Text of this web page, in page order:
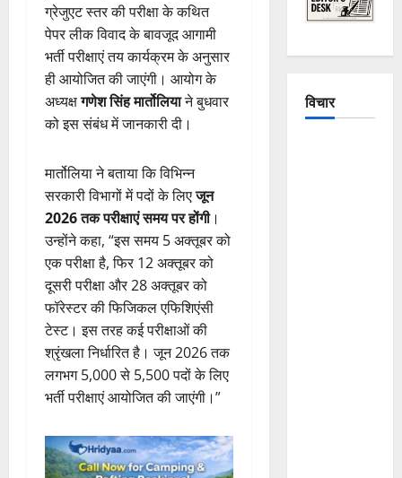
ग्रेजुएट स्तर की परीक्षा के कथित
पेपर लीक विवाद के बावजूद आगामी
भर्ती परीक्षाएं तय कार्यक्रम के अनुसार
ही आयोजित की जाएंगी। आयोग के
अध्यक्षगणेश सिंह मार्तोलियाने बुधवार
को इस संबंध में जानकारी दी।
मार्तोलिया ने बताया कि विभिन्न
सरकारी विभागों में पदों के लिएजून
2026 तक परीक्षाएं समय पर होंगी।
उन्होंने कहा, “इस समय 5 अक्तूबर को
एक परीक्षा है, फिर 12 अक्तूबर को
दूसरी परीक्षा और 28 अक्तूबर को
फॉरेस्टर की फिजिकल एफिशिएंसी
टेस्ट। इस तरह कई परीक्षाओं की
श्रृंखला निर्धारित है। जून 2026 तक
लगभग 5,000 से 5,500 पदों के लिए
भर्ती परीक्षाएं आयोजित की जाएंगी।”
विचार